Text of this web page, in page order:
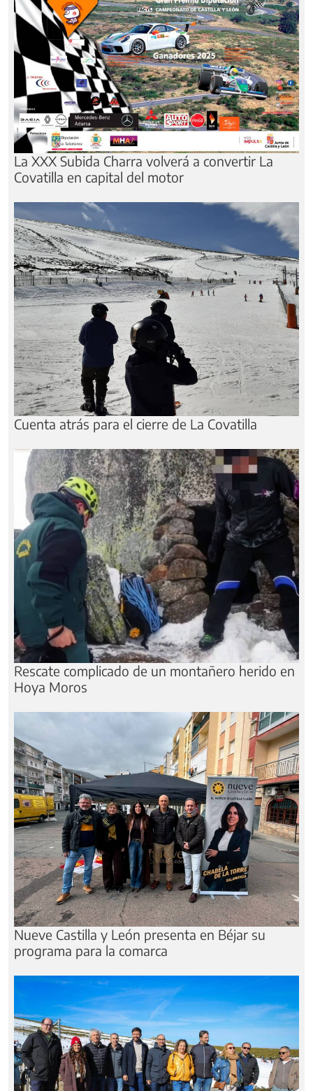
La XXX Subida Charra volverá a convertir La
Covatilla en capital del motor
Cuenta atrás para el cierre de La Covatilla
Rescate complicado de un montañero herido en
Hoya Moros
Nueve Castilla y León presenta en Béjar su
programa para la comarca